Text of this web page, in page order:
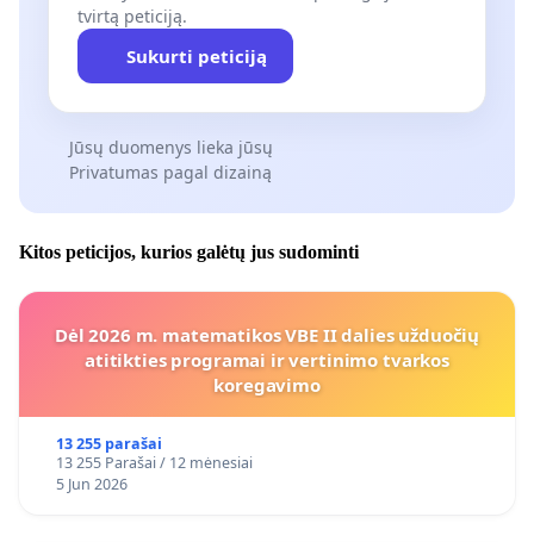
tvirtą peticiją.
Sukurti peticiją
Jūsų duomenys lieka jūsų
Privatumas pagal dizainą
Kitos peticijos, kurios galėtų jus sudominti
Dėl 2026 m. matematikos VBE II dalies užduočių
atitikties programai ir vertinimo tvarkos
koregavimo
13 255 parašai
13 255 Parašai / 12 mėnesiai
5 Jun 2026